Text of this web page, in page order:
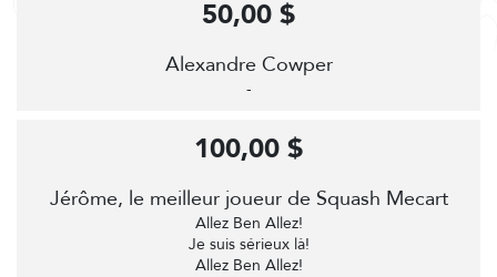
Alexandre Cowper
-
50,00 $
Jérôme, le meilleur joueur de Squash Mecart
Allez Ben Allez!
Je suis sérieux là!
Allez Ben Allez!
100,00 $